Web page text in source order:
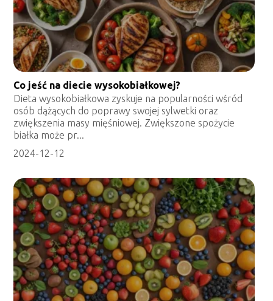
Co jeść na diecie wysokobiałkowej?
Dieta wysokobiałkowa zyskuje na popularności wśród
osób dążących do poprawy swojej sylwetki oraz
zwiększenia masy mięśniowej. Zwiększone spożycie
białka może pr...
2024-12-12